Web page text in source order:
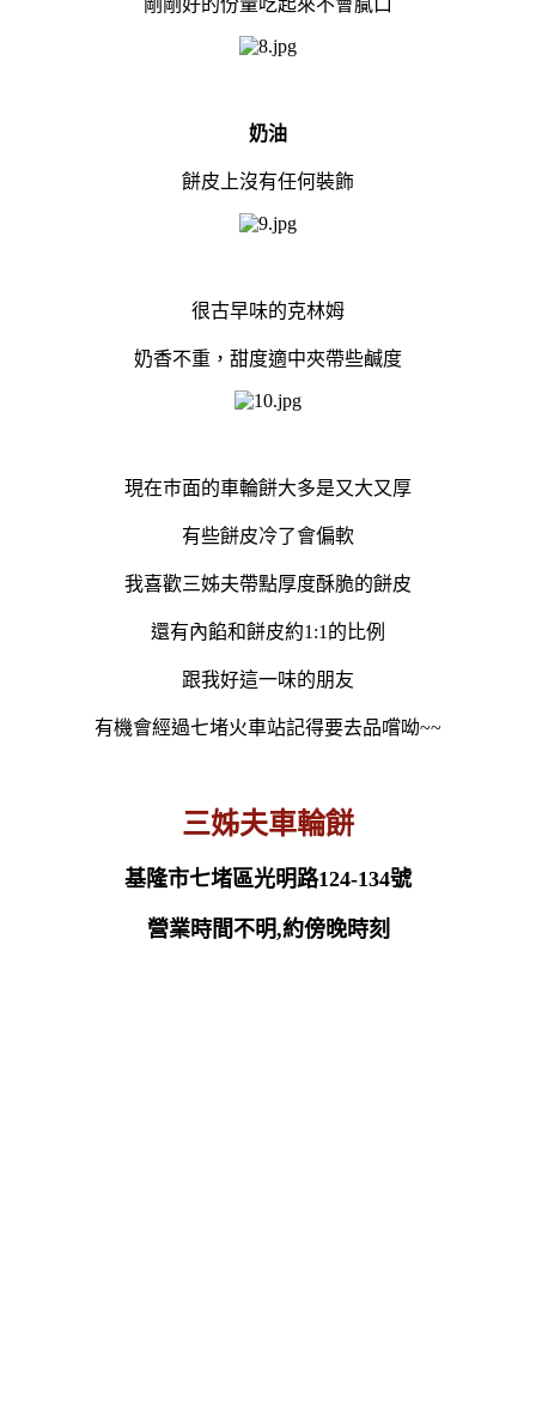
奶油
餅皮上沒有任何裝飾
很古早味的克林姆
奶香不重，甜度適中夾帶些鹹度
現在巿面的車輪餅大多是又大又厚
有些餅皮冷了會偏軟
我喜歡三姊夫帶點厚度酥脆的餅皮
還有內餡和餅皮約1:1的比例
跟我好這一味的朋友
有機會經過七堵火車站記得要去品嚐呦~~
三姊夫車輪餅
基隆市七堵區光明路124-134號
營業時間不明,約傍晚時刻